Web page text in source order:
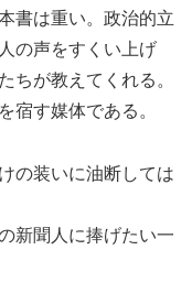
書は重い。政治的立
の声をすくい上げ
ちが教えてくれる。
宿す媒体である。
の装いに油断しては
新聞人に捧げたい一